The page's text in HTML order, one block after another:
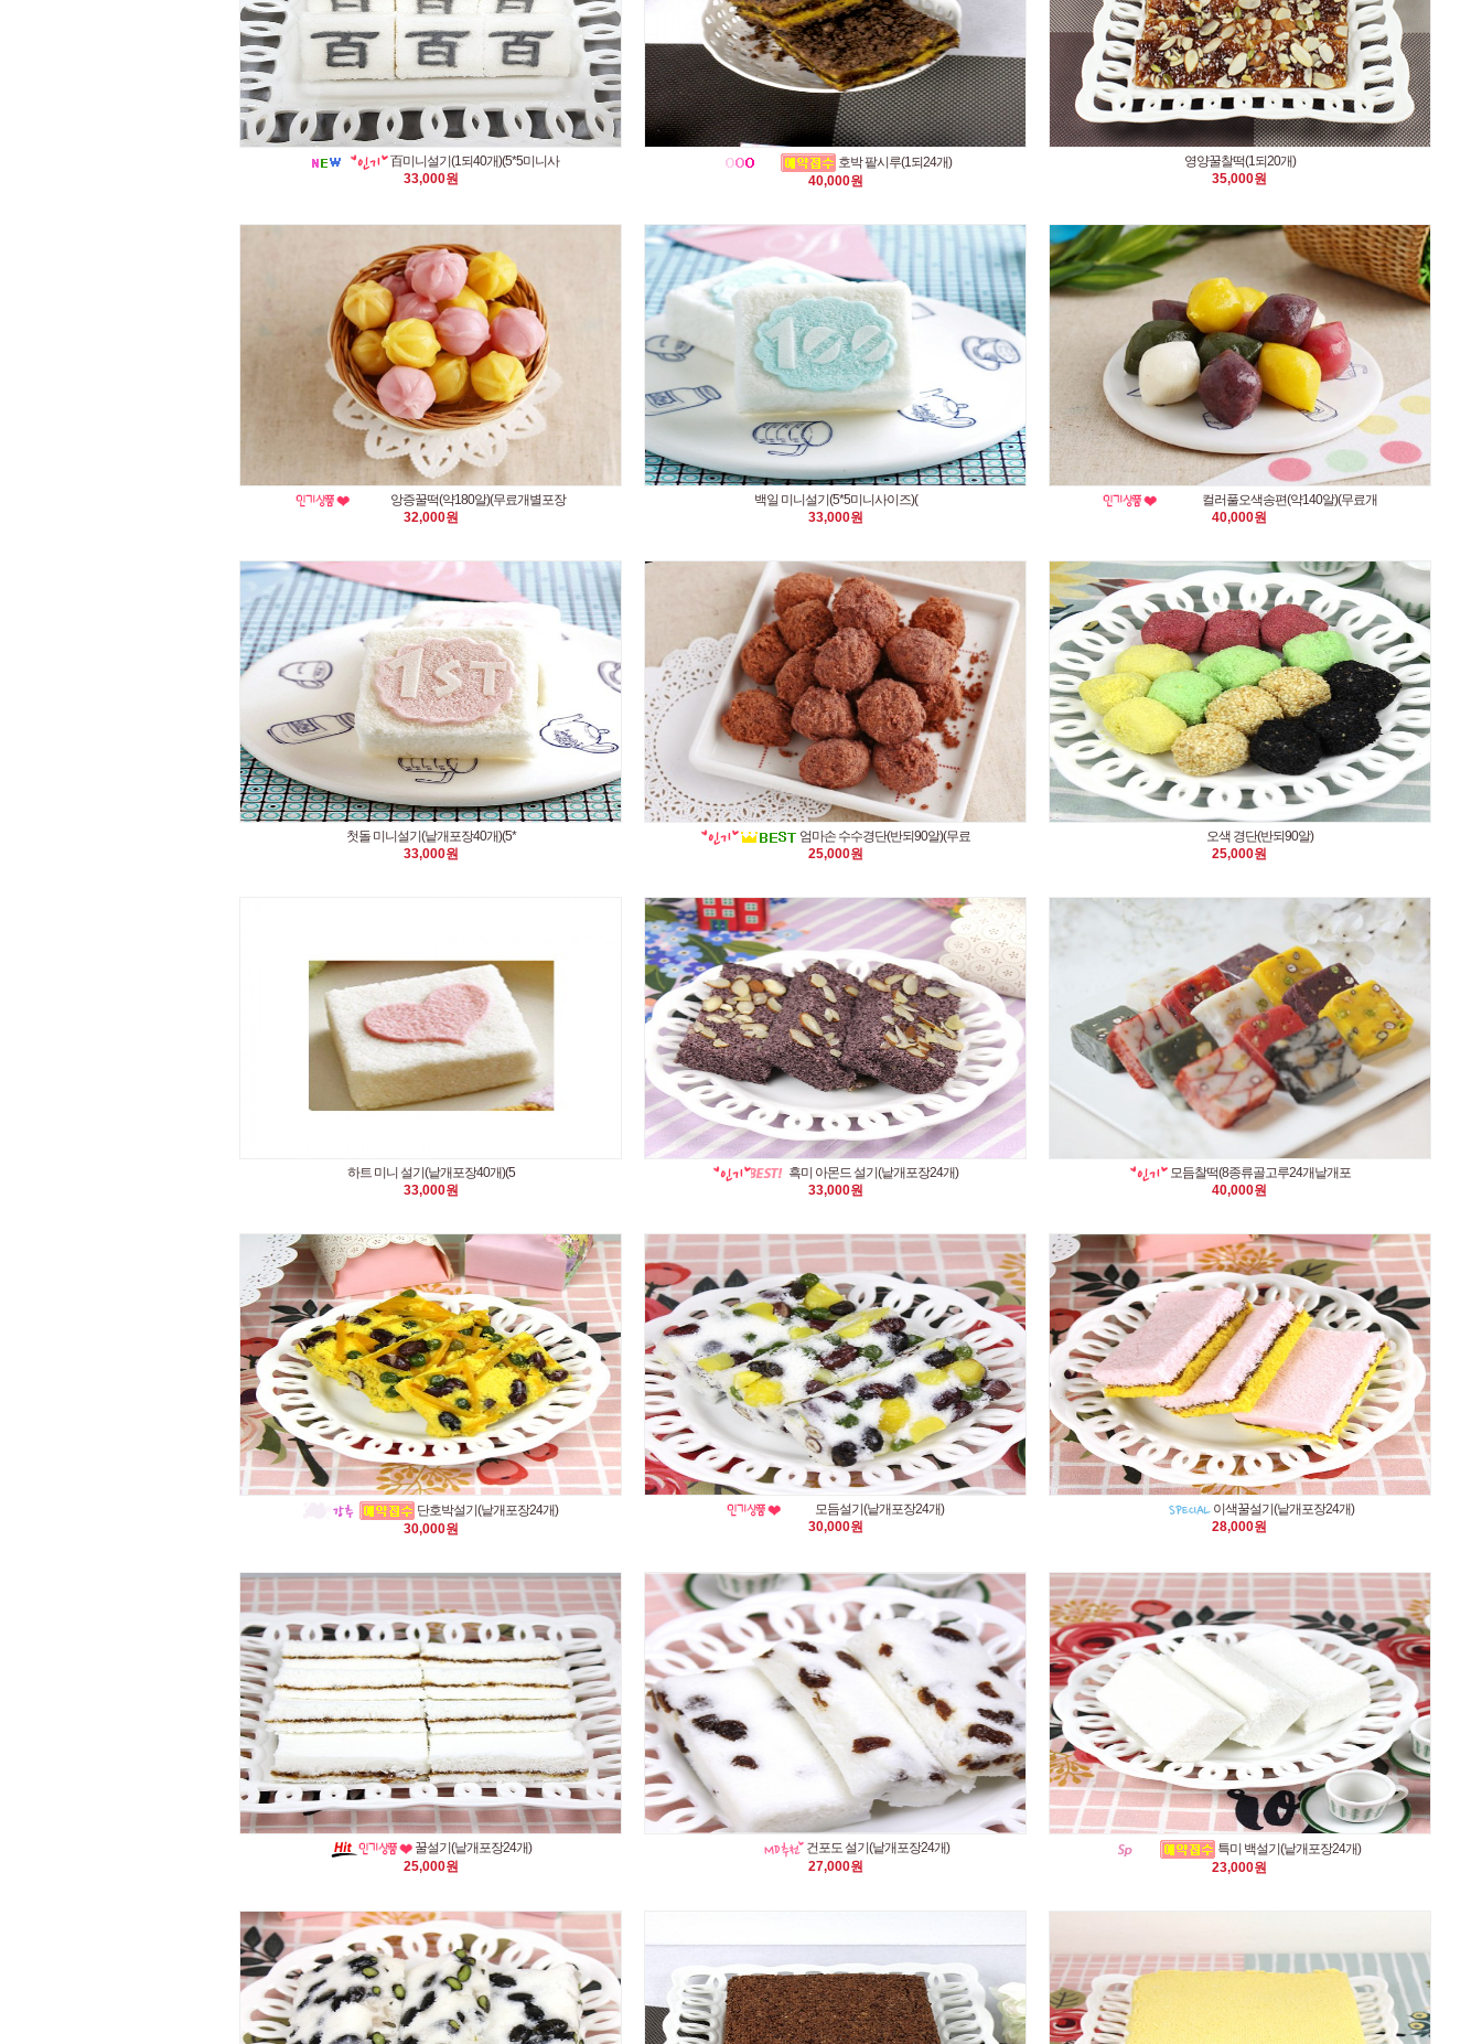
百미니설기(1되40개)(5*5미니사
33,000원
호박 팥시루(1되24개)
40,000원
영양꿀찰떡(1되20개)
35,000원
앙증꿀떡(약180알)(무료개별포장
32,000원
백일 미니설기(5*5미니사이즈)(
33,000원
컬러풀오색송편(약140알)(무료개
40,000원
첫돌 미니설기(낱개포장40개)(5*
33,000원
엄마손 수수경단(반되90알)(무료
25,000원
오색 경단(반되90알)
25,000원
하트 미니 설기(낱개포장40개)(5
33,000원
흑미 아몬드 설기(낱개포장24개)
33,000원
모듬찰떡(8종류골고루24개낱개포
40,000원
단호박설기(낱개포장24개)
30,000원
모듬설기(낱개포장24개)
30,000원
이색꿀설기(낱개포장24개)
28,000원
꿀설기(낱개포장24개)
25,000원
건포도 설기(낱개포장24개)
27,000원
특미 백설기(낱개포장24개)
23,000원